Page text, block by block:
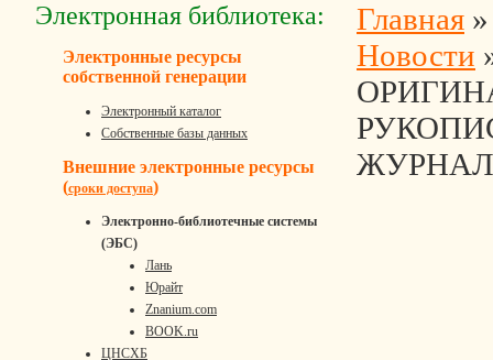
Электронная библиотека:
Электронные ресурсы
собственной генерации
Электронный каталог
Собственные базы данных
Внешние электронные ресурсы
(сроки доступа)
Электронно-библиотечные системы
(ЭБС)
Лань
Юрайт
Znanium.com
BOOK.ru
ЦНСХБ
Главная
Новости